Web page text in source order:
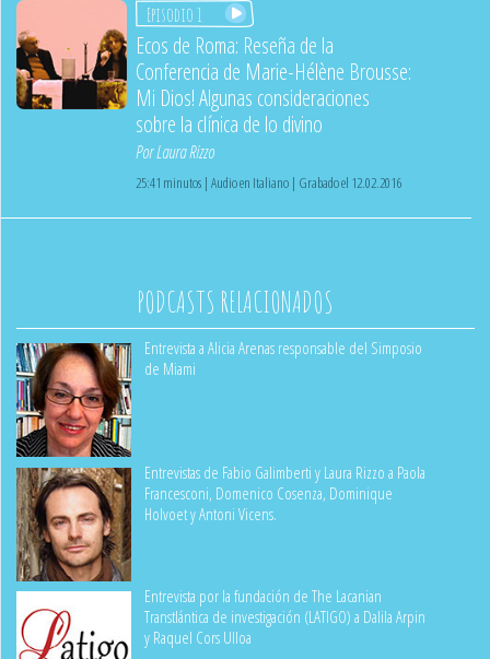
Episodio 1
Ecos de Roma: Reseña de la
Conferencia de Marie-Hélène Brousse:
Mi Dios! Algunas consideraciones
sobre la clínica de lo divino
PorLaura Rizzo
25:41 minutos | Audio en Italiano | Grabado el 12.02.2016
PODCASTS RELACIONADOS
Entrevista a Alicia Arenas responsable del Simposio
de Miami
Entrevistas de Fabio Galimberti y Laura Rizzo a Paola
Francesconi, Domenico Cosenza, Dominique
Holvoet y Antoni Vicens.
Entrevista por la fundación de The Lacanian
Transtlántica de investigación (LATIGO) a Dalila Arpin
y Raquel Cors Ulloa